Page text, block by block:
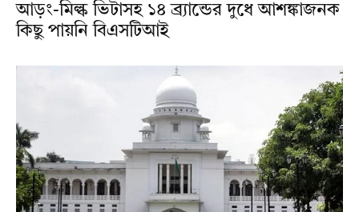
আড়ং-মিল্ক ভিটাসহ ১৪ ব্র্যান্ডের দুধে আশঙ্কাজনক
কিছু পায়নি বিএসটিআই